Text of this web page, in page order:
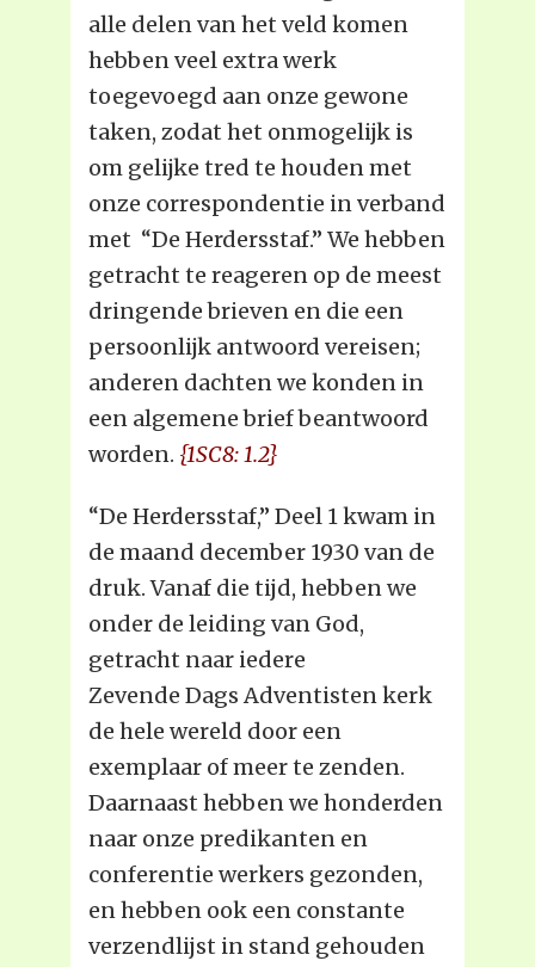
alle delen van het veld komen
hebben veel extra werk
toegevoegd aan onze gewone
taken, zodat het onmogelijk is
om gelijke tred te houden met
onze correspondentie in verband
met “De Herdersstaf.” We hebben
getracht te reageren op de meest
dringende brieven en die een
persoonlijk antwoord vereisen;
anderen dachten we konden in
een algemene brief beantwoord
worden. {1SC8: 1.2}
“De Herdersstaf,” Deel 1 kwam in
de maand december 1930 van de
druk. Vanaf die tijd, hebben we
onder de leiding van God,
getracht naar iedere
Zevende Dags Adventisten kerk
de hele wereld door een
exemplaar of meer te zenden.
Daarnaast hebben we honderden
naar onze predikanten en
conferentie werkers gezonden,
en hebben ook een constante
verzendlijst in stand gehouden